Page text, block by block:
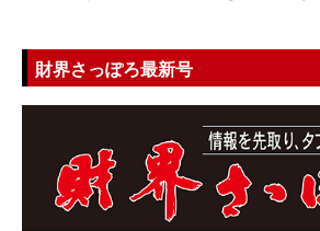
財界さっぽろ最新号